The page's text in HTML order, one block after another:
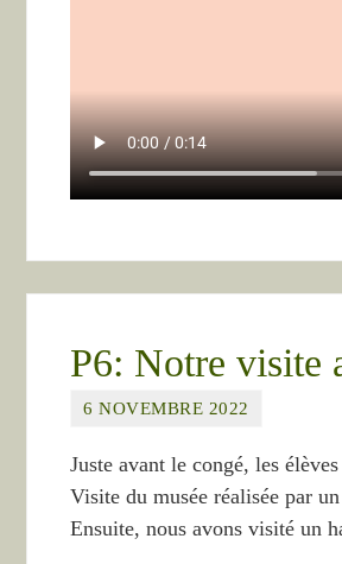
P6: Notre visite
6 NOVEMBRE 2022
Juste avant le congé, les
Visite du musée réalisée par
Ensuite, nous avons visité un